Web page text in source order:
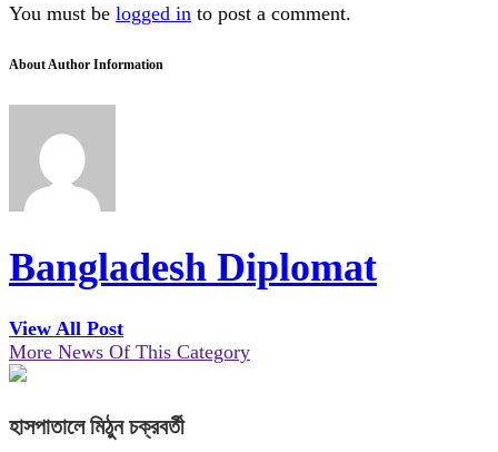
You must be logged in to post a comment.
About Author Information
Bangladesh Diplomat
View All Post
More News Of This Category
হাসপাতালে মিঠুন চক্রবর্তী